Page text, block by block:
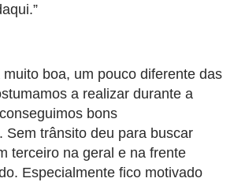
muito boa, um pouco diferente das
a realizar durante a
bons
Sem trânsito deu para buscar
terceiro na geral e na frente
Especialmente fico motivado